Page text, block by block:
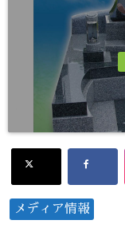
メディア情報